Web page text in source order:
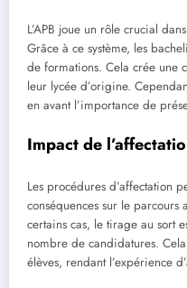
L’APB joue un rôle crucial
Grâce à ce système, les
de formations. Cela crée une
leur lycée d’origine.
en avant l’importance de
Impact de
Les procédures d’affectation
conséquences sur le parcours
certains cas, le tirage au sort
nombre de candidatures.
élèves, rendant l’expérience